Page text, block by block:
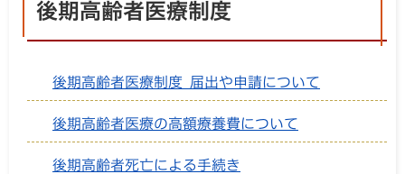
後期高齢者医療制度
後期高齢者医療制度 届出や申請について
後期高齢者医療の高額療養費について
後期高齢者死亡による手続き